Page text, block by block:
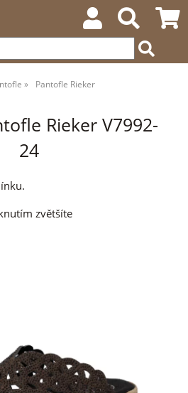
Pantofle Rieker
Rieker V7992-
24
zvětšíte